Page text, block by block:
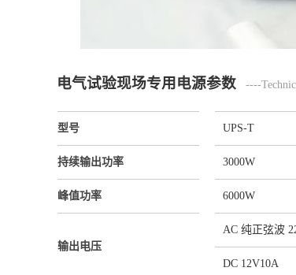
电气试验现场专用电源参数 ----
型号 UPS-T
持续输出功率 3000W
峰值功率 6000W
输出电压
AC 纯正弦波
DC 12V10A